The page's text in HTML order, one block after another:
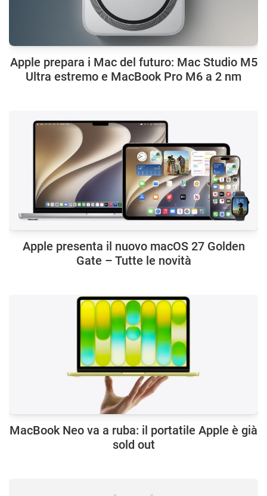
Apple prepara i Mac del futuro: Mac Studio M5
Ultra estremo e MacBook Pro M6 a 2 nm
Apple presenta il nuovo macOS 27 Golden
Gate – Tutte le novità
MacBook Neo va a ruba: il portatile Apple è già
sold out